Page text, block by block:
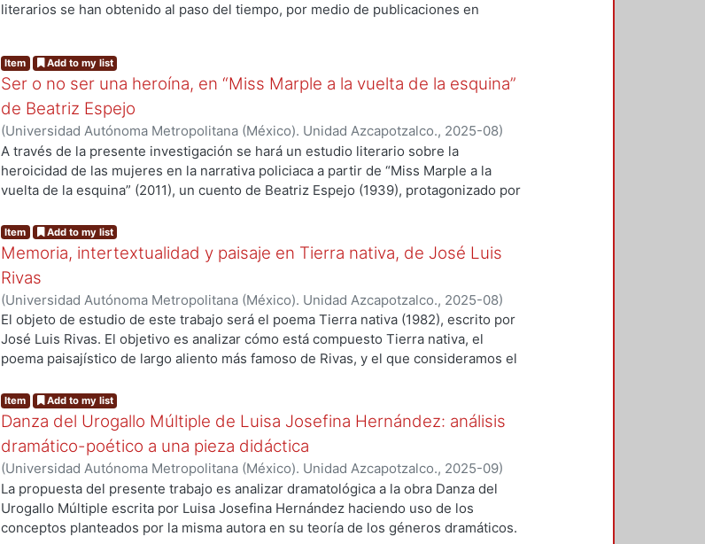
literarios se han obtenido al paso del tiempo, por medio de publicaciones en
analizar la estructura y los elementos de dos cuentos de escritores mexicanos
ambientados en el entorno de la lucha libre. De forma específica, se buscará
establecer las características de los elementos con los que los autores
construyeron sus narrativas y ubicar a los cuentos dentro de alguno de los
modelos definidos de estructura cuentística. La hipótesis que guiará este trabajo
será que la tradición cuentística mexicana sobre lucha libre presenta variaciones y
las formas en que se escriben cuentos sobre el tema se ha modificado conforme al
tiempo y a la propuesta creativa de quienes desarrollan estas propuestas
narrativas.
Item Add to my list
Ser o no ser una heroína, en “Miss Marple a la vuelta de la esquina”
de Beatriz Espejo
(Universidad Autónoma Metropolitana (México). Unidad Azcapotzalco., 2025-08)
Alvarado López, Guiselle Carolina
A través de la presente investigación se hará un estudio literario sobre la
heroicidad de las mujeres en la narrativa policiaca a partir de “Miss Marple a la
vuelta de la esquina” (2011), un cuento de Beatriz Espejo (1939), protagonizado por
escritoras mas representativas de la escuela inglesa de narrativa policiaca, se hará
una aproximación a los elementos generales de esta línea narrativa y se recurrirá a
la Autobiografía de Christie, para revisar su perspectiva del género policiaco. Mas
allá de si el personaje de Agatha Christie fracasa o triunfa en el cuento, el objetivo
es determinar que implicaciones tiene su heroicidad para las mujeres escritoras,
partiendo, en primer lugar del análisis estructural del cuento, para después
enfocarse en ella como personaje histórico. Que devela la relación entre su camino
como heroína y las estructuras narrativas planteadas por Joseph Campbell y
cuento.
Item Add to my list
Memoria, intertextualidad y paisaje en Tierra nativa, de José Luis
Rivas
(Universidad Autónoma Metropolitana (México). Unidad Azcapotzalco., 2025-08)
Adame Rábago, Alejandro José
El objeto de estudio de este trabajo será el poema Tierra nativa (1982), escrito por
José Luis Rivas. El objetivo es analizar cómo está compuesto Tierra nativa, el
poema paisajístico de largo aliento más famoso de Rivas, y el que consideramos el
ambición en la forma, tuvo en la tradición de la poesía mexicana. Nos interesa, más
que interpretar el poema, analizar diferentes partes de su composición, para, de
esa manera, poder hacer una reflexión de las posibilidades y realizaciones
compositivas de un momento específico de la tradición de la lírica mexicana,
partiendo de la base y el entendimiento de que esas realizaciones formales son
producto de las posibilidades compositivas que habilitaron estadios anteriores del
flujo de esa tradición, además de las implicaciones del contexto sociopolítico y
cultural en el cual se enmarca el poema de Rivas.
Item Add to my list
Danza del Urogallo Múltiple de Luisa Josefina Hernández: análisis
dramático-poético a una pieza didáctica
(Universidad Autónoma Metropolitana (México). Unidad Azcapotzalco., 2025-09)
Morel Díaz, Arizbell
La propuesta del presente trabajo es analizar dramatológica a la obra Danza del
Urogallo Múltiple escrita por Luisa Josefina Hernández haciendo uso de los
conceptos planteados por la misma autora en su teoría de los géneros dramáticos.